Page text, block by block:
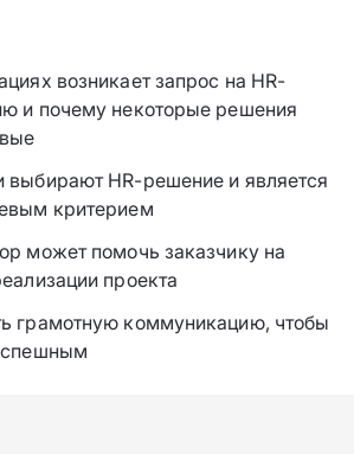
возникает запрос на HR-
и почему некоторые решения
выбирают HR-решение и является
критерием
может помочь заказчику на
проекта
грамотную коммуникацию, чтобы